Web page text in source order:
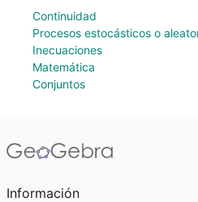
Continuidad
Procesos estocásticos o
Inecuaciones
Matemática
Conjuntos
Información